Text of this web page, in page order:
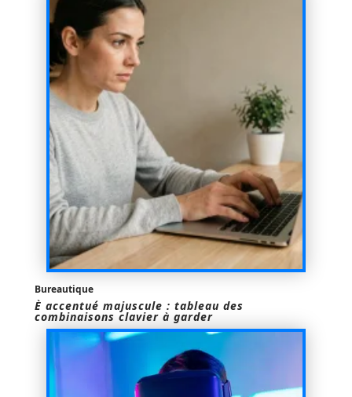
Bureautique
È accentué majuscule : tableau des
combinaisons clavier à garder